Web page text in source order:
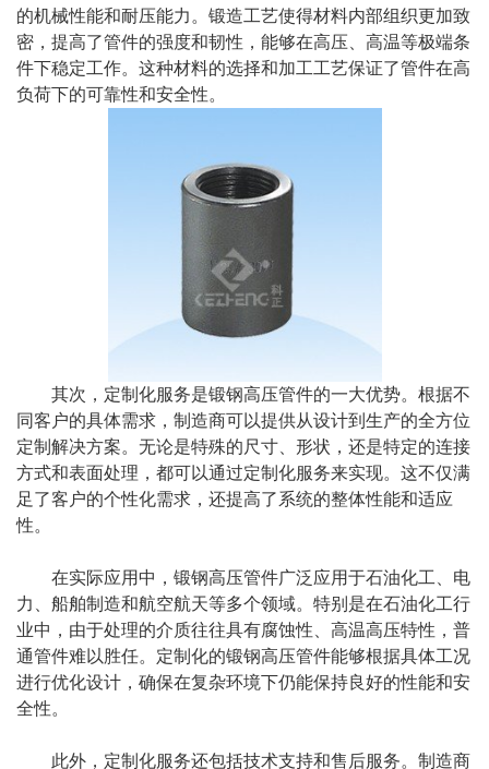
的机械性能和耐压能力。锻造工艺使得材料内部组织更加致
密，提高了管件的强度和韧性，能够在高压、高温等极端条
件下稳定工作。这种材料的选择和加工工艺保证了管件在高
负荷下的可靠性和安全性。
其次，定制化服务是锻钢高压管件的一大优势。根据不
同客户的具体需求，制造商可以提供从设计到生产的全方位
定制解决方案。无论是特殊的尺寸、形状，还是特定的连接
方式和表面处理，都可以通过定制化服务来实现。这不仅满
足了客户的个性化需求，还提高了系统的整体性能和适应
性。
在实际应用中，锻钢高压管件广泛应用于石油化工、电
力、船舶制造和航空航天等多个领域。特别是在石油化工行
业中，由于处理的介质往往具有腐蚀性、高温高压特性，普
通管件难以胜任。定制化的锻钢高压管件能够根据具体工况
进行优化设计，确保在复杂环境下仍能保持良好的性能和安
全性。
此外，定制化服务还包括技术支持和售后服务。制造商